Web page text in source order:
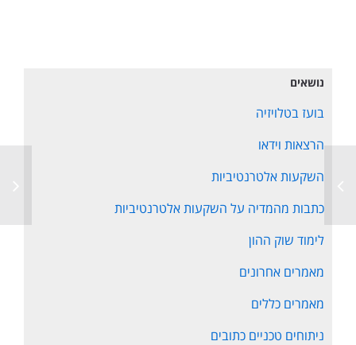
נושאים
בועז בטלויזיה
הרצאות וידאו
השקעות אלטרנטיביות
כתבות מהמדיה על השקעות אלטרנטיביות
לימוד שוק ההון
מאמרים אחרונים
מאמרים כללים
ניתוחים טכניים כתובים